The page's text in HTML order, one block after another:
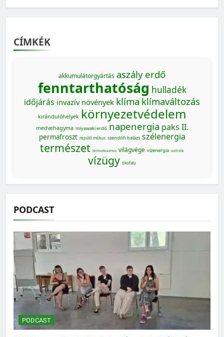
CÍMKÉK
akkumulátorgyártás aszály erdő
fenntarthatóság hulladék
időjárás invazív növények klíma klímaváltozás
kirándulóhelyek környezetvédelem
medvehagyma miyawaki erdő napenergia paks II.
permafroszt repülő mókus szendőfi balázs szélenergia
természet technofasizmus világvége vízenergia vízőrzők
vízügy ökofalu
PODCAST
PODCAST